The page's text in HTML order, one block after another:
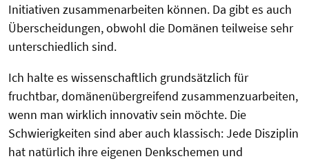
Initiativen zusammenarbeiten können. Da gibt es auch
Überscheidungen, obwohl die Domänen teilweise sehr
unterschiedlich sind.
Ich halte es wissenschaftlich grundsätzlich für
fruchtbar, domänenübergreifend zusammenzuarbeiten,
wenn man wirklich innovativ sein möchte. Die
Schwierigkeiten sind aber auch klassisch: Jede Disziplin
hat natürlich ihre eigenen Denkschemen und